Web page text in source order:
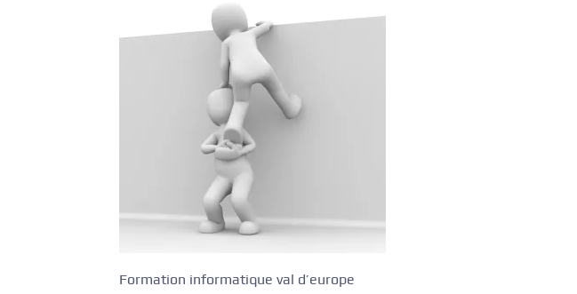
Formation informatique val d’europe